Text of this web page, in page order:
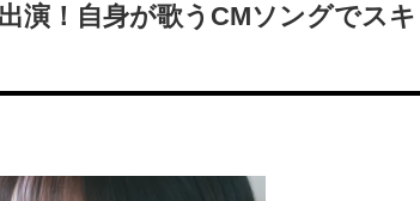
演！自身が歌うCMソングでスキ